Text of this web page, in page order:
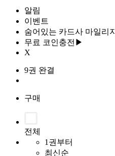
알림
이벤트
숨어있는 카드사 마일리지
무료 코인충전▶
X
9권 완결
구매
전체
1권부터
최신순